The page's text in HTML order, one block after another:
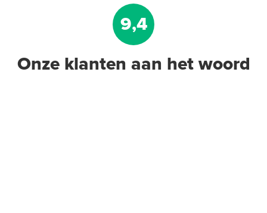
9,4
Onze klanten aan het woord